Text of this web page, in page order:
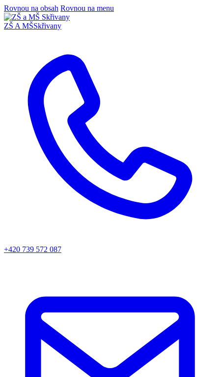
Rovnou na obsah Rovnou na menu
ZŠ A MŠSkřivany
+420 739 572 087